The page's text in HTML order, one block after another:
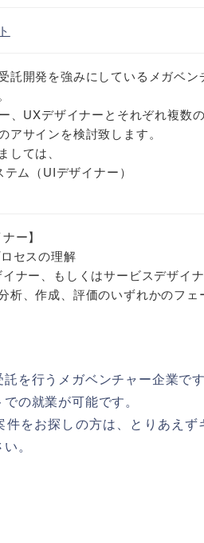
託開発を強みにしているメガベ
、UXデザイナーとそれぞれ複数
アサインを検討致します。
しては、
テム（UIデザイナー）
ー】
セスの理解
ナー、もしくはサービスデザイ
析、作成、評価のいずれかのフ
を行うメガベンチャー企業です
の就業が可能です。
件をお探しの方は、とりあえ
。